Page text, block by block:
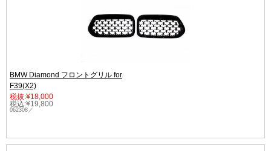
BMW Diamond フロントグリル for
F39(X2)
税抜:¥18,000
税込:¥19,800
062308／